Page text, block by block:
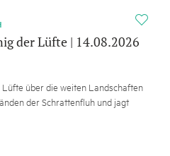
i
der Lüfte | 14.08.2026
über die weiten Landschaften
der Schrattenfluh und jagt